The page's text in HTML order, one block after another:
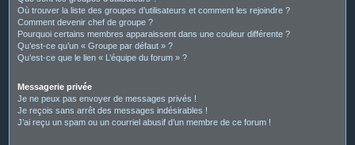
Où trouver la liste des groupes d’utilisateurs et comment les rejoindre ?
Comment devenir chef de groupe ?
Pourquoi certains membres apparaissent dans une couleur différente ?
Qu’est-ce qu’un « Groupe par défaut » ?
Qu’est-ce que le lien « L’équipe du forum » ?
Messagerie privée
Je ne peux pas envoyer de messages privés !
Je reçois sans arrêt des messages indésirables !
J’ai reçu un spam ou un courriel abusif d’un membre de ce forum !